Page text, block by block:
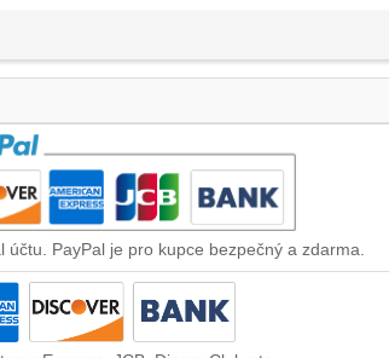
účtu. PayPal je pro kupce bezpečný a zdarma.